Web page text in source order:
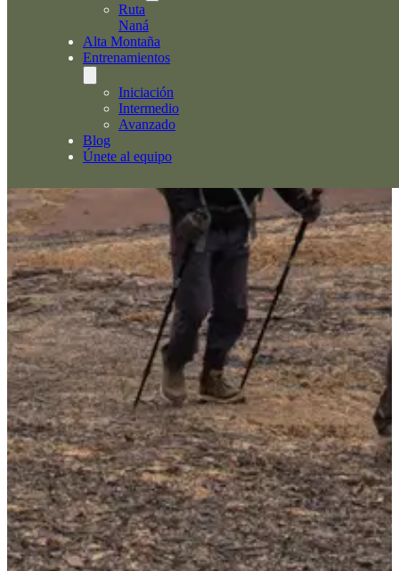
Ruta
Naná
Alta Montaña
Entrenamientos
Iniciación
Intermedio
Avanzado
Blog
Únete al equipo